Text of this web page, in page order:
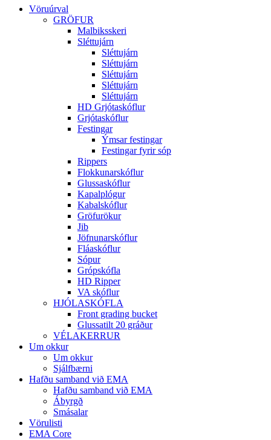
Vöruúrval
GRÖFUR
Malbiksskeri
Sléttujárn
Sléttujárn
Sléttujárn
Sléttujárn
Sléttujárn
Sléttujárn
HD Grjótaskóflur
Grjótaskóflur
Festingar
Ýmsar festingar
Festingar fyrir sóp
Rippers
Flokkunarskóflur
Glussaskóflur
Kapalplógur
Kabalskóflur
Gröfurökur
Jib
Jöfnunarskóflur
Fláaskóflur
Sópur
Grópskófla
HD Ripper
VA skóflur
HJÓLASKÓFLA
Front grading bucket
Glussatilt 20 gráður
VÉLAKERRUR
Um okkur
Um okkur
Sjálfbærni
Hafðu samband við EMA
Hafðu samband við EMA
Ábyrgð
Smásalar
Vörulisti
EMA Core